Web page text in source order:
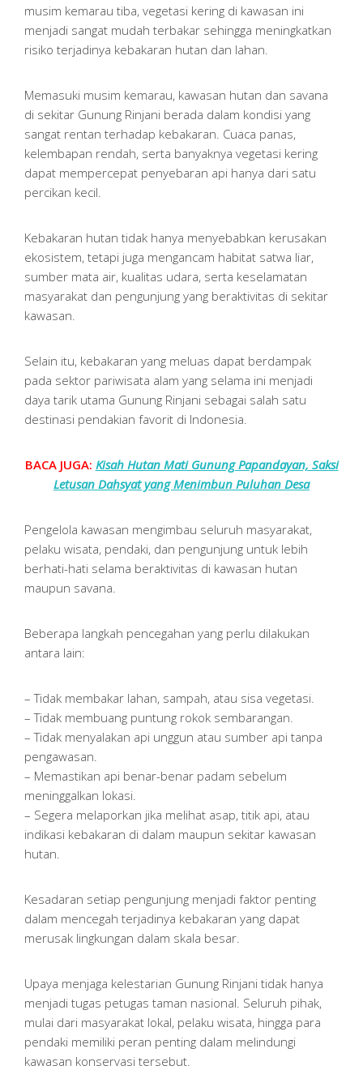
musim kemarau tiba, vegetasi kering di kawasan ini
menjadi sangat mudah terbakar sehingga meningkatkan
risiko terjadinya kebakaran hutan dan lahan.
Memasuki musim kemarau, kawasan hutan dan savana
di sekitar Gunung Rinjani berada dalam kondisi yang
sangat rentan terhadap kebakaran. Cuaca panas,
kelembapan rendah, serta banyaknya vegetasi kering
dapat mempercepat penyebaran api hanya dari satu
percikan kecil.
Kebakaran hutan tidak hanya menyebabkan kerusakan
ekosistem, tetapi juga mengancam habitat satwa liar,
sumber mata air, kualitas udara, serta keselamatan
masyarakat dan pengunjung yang beraktivitas di sekitar
kawasan.
Selain itu, kebakaran yang meluas dapat berdampak
pada sektor pariwisata alam yang selama ini menjadi
daya tarik utama Gunung Rinjani sebagai salah satu
destinasi pendakian favorit di Indonesia.
BACA JUGA: Kisah Hutan Mati Gunung Papandayan, Saksi
Letusan Dahsyat yang Menimbun Puluhan Desa
Pengelola kawasan mengimbau seluruh masyarakat,
pelaku wisata, pendaki, dan pengunjung untuk lebih
berhati-hati selama beraktivitas di kawasan hutan
maupun savana.
Beberapa langkah pencegahan yang perlu dilakukan
antara lain:
– Tidak membakar lahan, sampah, atau sisa vegetasi.
– Tidak membuang puntung rokok sembarangan.
– Tidak menyalakan api unggun atau sumber api tanpa
pengawasan.
– Memastikan api benar-benar padam sebelum
meninggalkan lokasi.
– Segera melaporkan jika melihat asap, titik api, atau
indikasi kebakaran di dalam maupun sekitar kawasan
hutan.
Kesadaran setiap pengunjung menjadi faktor penting
dalam mencegah terjadinya kebakaran yang dapat
merusak lingkungan dalam skala besar.
Upaya menjaga kelestarian Gunung Rinjani tidak hanya
menjadi tugas petugas taman nasional. Seluruh pihak,
mulai dari masyarakat lokal, pelaku wisata, hingga para
pendaki memiliki peran penting dalam melindungi
kawasan konservasi tersebut.